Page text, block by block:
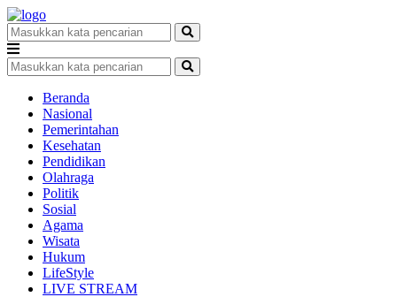
Beranda
Nasional
Pemerintahan
Kesehatan
Pendidikan
Olahraga
Politik
Sosial
Agama
Wisata
Hukum
LifeStyle
LIVE STREAM